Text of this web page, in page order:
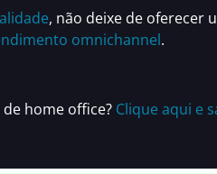
, não deixe de oferecer
omnichannel.
home office? Clique aqui e